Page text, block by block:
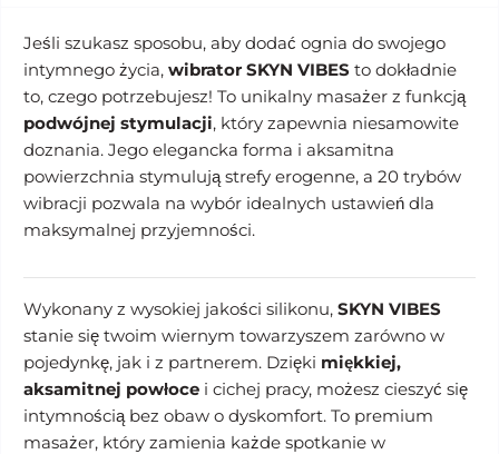
Jeśli szukasz sposobu, aby dodać ognia do swojego
intymnego życia, wibrator SKYN VIBES to dokładnie
to, czego potrzebujesz! To unikalny masażer z funkcją
podwójnej stymulacji, który zapewnia niesamowite
doznania. Jego elegancka forma i aksamitna
powierzchnia stymulują strefy erogenne, a 20 trybów
wibracji pozwala na wybór idealnych ustawień dla
maksymalnej przyjemności.
Wykonany z wysokiej jakości silikonu, SKYN VIBES
stanie się twoim wiernym towarzyszem zarówno w
pojedynkę, jak i z partnerem. Dzięki miękkiej,
aksamitnej powłoce i cichej pracy, możesz cieszyć się
intymnością bez obaw o dyskomfort. To premium
masażer, który zamienia każde spotkanie w